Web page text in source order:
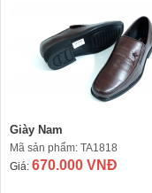
Giày Nam
Mã sản phẩm: TA1818
Giá: 670.000 VNĐ